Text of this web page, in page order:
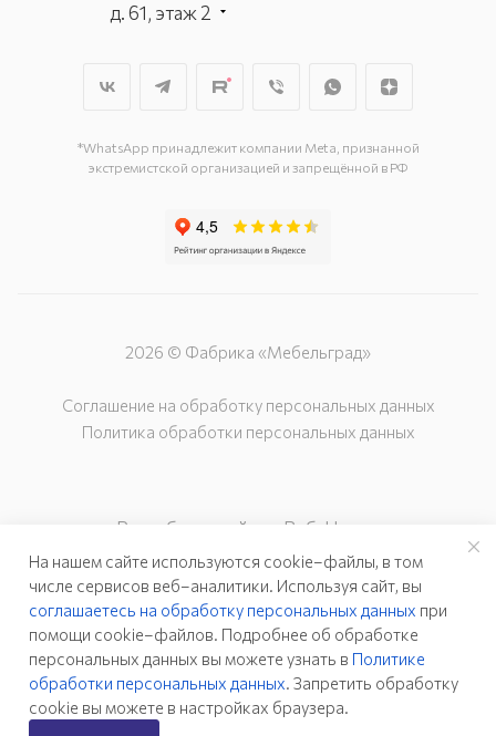
д. 61, этаж 2
г. Подольск, ул. Станционная, д. 11
*WhatsApp принадлежит компании Meta, признанной
экстремистской организацией и запрещённой в РФ
2026 © Фабрика «Мебельград»
Соглашение на обработку персональных данных
Политика обработки персональных данных
Разработка сайта – Веб-Центр
На нашем сайте используются cookie–файлы, в том
числе сервисов веб–аналитики. Используя сайт, вы
соглашаетесь на обработку персональных данных при
помощи cookie–файлов. Подробнее об обработке
персональных данных вы можете узнать в Политике
обработки персональных данных. Запретить обработку
cookie вы можете в настройках браузера.